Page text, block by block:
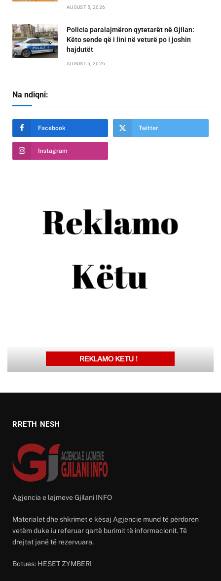
AUGUST 5, 2026
Policia paralajmëron qytetarët në Gjilan:
Këto sende që i lini në veturë po i joshin
hajdutët
AUGUST 5, 2026
Na ndiqni:
Facebook Twitter
Instagram
RRETH NESH
Agjencia e lajmeve Gjilani INFO
Materialet dhe shkrimet e kësaj Agjencie mund të përdoren
vetëm duke iu referuar qartë burimit të informacionit. Të
drejtat janë të rezervuara.
Botues: HESET ZYMBERI